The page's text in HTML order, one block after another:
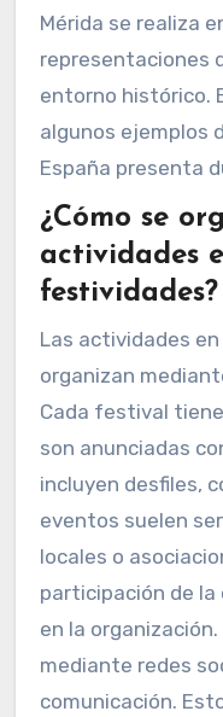
Mérida se realiza
representaciones
entorno histórico.
algunos ejemplos
España presenta
¿Cómo se
actividades
festividades?
Las actividades
organizan
Cada festival
son anunciadas
incluyen desfiles,
eventos suelen
locales o
participación de
en la
mediante redes
comunicación.